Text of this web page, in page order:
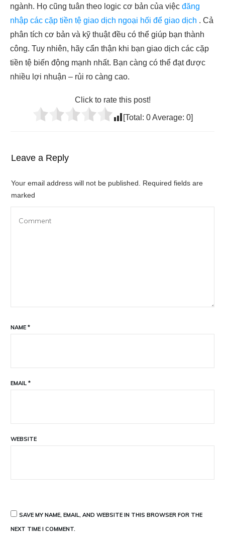
ngành. Họ cũng tuân theo logic cơ bản của việc đăng
nhập các cặp tiền tệ giao dịch ngoại hối để giao dịch . Cả
phân tích cơ bản và kỹ thuật đều có thể giúp bạn thành
công. Tuy nhiên, hãy cẩn thận khi bạn giao dịch các cặp
tiền tệ biến động mạnh nhất. Bạn càng có thể đạt được
nhiều lợi nhuận – rủi ro càng cao.
Click to rate this post!
[Total: 0Average: 0]
Leave a Reply
Your email address will not be published.
Required fields are
marked
NAME *
EMAIL *
WEBSITE
SAVE MY NAME, EMAIL, AND WEBSITE IN THIS BROWSER FOR THE
NEXT TIME I COMMENT.